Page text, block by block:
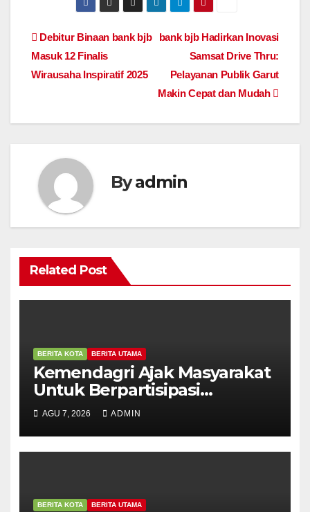
Navigasi
pos
bank bjb Hadirkan Inovasi
Samsat Drive Thru:
Pelayanan Publik Garut
Makin Cepat dan Mudah
Debitur Binaan bank bjb
Masuk 12 Finalis
Wirausaha Inspiratif 2025
Byadmin
Related Post
BERITA KOTA BERITA UTAMA
Kemendagri Ajak Masyarakat
Untuk Berpartisipasi
Menyemarakkan Peringatan
HUT ke – 81
AGU 7, 2026 ADMIN
BERITA KOTA BERITA UTAMA